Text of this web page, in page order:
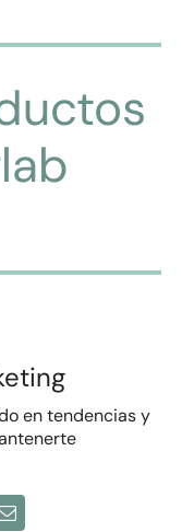
en tendencias y